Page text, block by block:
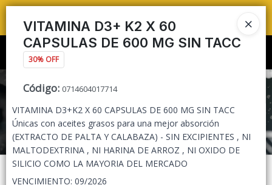
VITAMINA D3+ K2 X 60
CAPSULAS DE 600 MG SIN TACC
30% OFF
Código: 0714604017714
VITAMINA D3+K2 X 60 CAPSULAS DE 600 MG SIN TACC
Únicas con aceites grasos para una mejor absorción
(EXTRACTO DE PALTA Y CALABAZA) - SIN EXCIPIENTES , NI
MALTODEXTRINA , NI HARINA DE ARROZ , NI OXIDO DE
SILICIO COMO LA MAYORIA DEL MERCADO
VENCIMIENTO: 09/2026
PEDIDOS MAYORISTAS 🛒🔥 ENVÍOS A TODO ARGENTINA 🚚📦
CÓMO COMPRAR
QUIÉNES SOMOS
TIENDA MINORISTA
CONTACTO
Menú